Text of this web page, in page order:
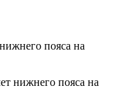
пояса на